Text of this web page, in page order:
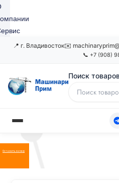
📍 г. Владивосток✉️
📞 +7 (908)
Поиск
Оставить заявку